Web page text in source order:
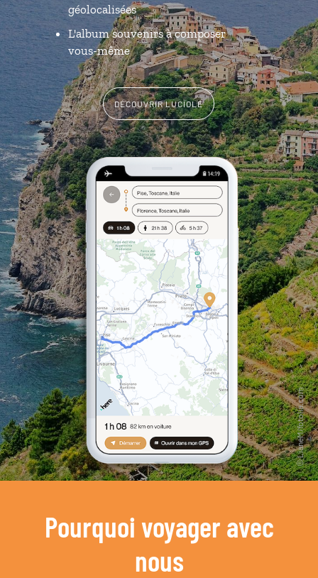
géolocalisées
L'album souvenirs à composer
vous-même
DÉCOUVRIR LUCIOLE
Pourquoi voyager avec
nous